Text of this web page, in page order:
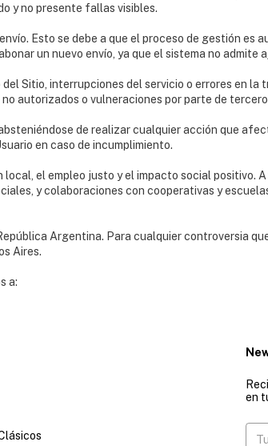
y no presente fallas visibles.
Esto se debe a que el proceso de gestión es
un nuevo envío, ya que el sistema no admite
Sitio, interrupciones del servicio o errores en la
autorizados o vulneraciones por parte de
de realizar cualquier acción que
en caso de incumplimiento.
el empleo justo y el impacto social positivo.
y colaboraciones con cooperativas y
Argentina. Para cualquier controversia
Aires.
a:
en